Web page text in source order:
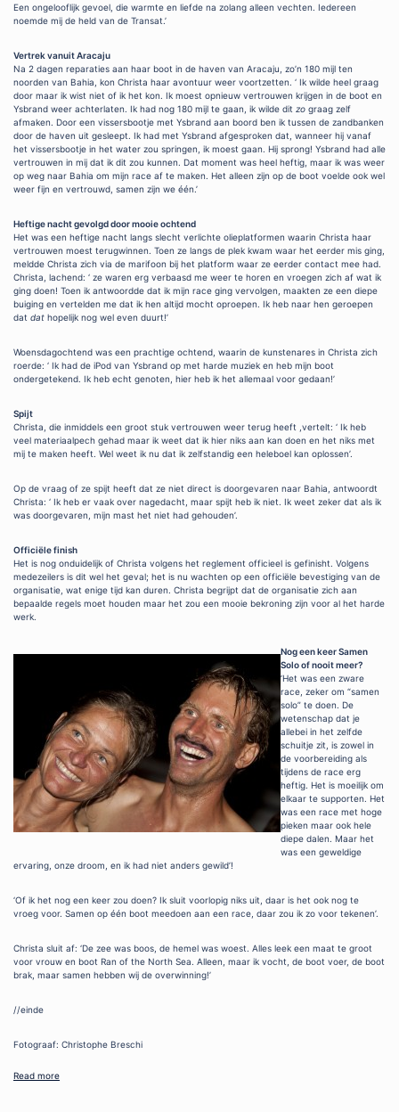
Een ongelooflijk gevoel, die warmte en liefde na zolang alleen vechten. Iedereen
noemde mij de held van de Transat.’
Vertrek vanuit Aracaju
Na 2 dagen reparaties aan haar boot in de haven van Aracaju, zo’n 180 mijl ten
noorden van Bahia, kon Christa haar avontuur weer voortzetten. ‘ Ik wilde heel graag
door maar ik wist niet of ik het kon. Ik moest opnieuw vertrouwen krijgen in de boot en
Ysbrand weer achterlaten. Ik had nog 180 mijl te gaan, ik wilde dit zo graag zelf
afmaken. Door een vissersbootje met Ysbrand aan boord ben ik tussen de zandbanken
door de haven uit gesleept. Ik had met Ysbrand afgesproken dat, wanneer hij vanaf
het vissersbootje in het water zou springen, ik moest gaan. Hij sprong! Ysbrand had alle
vertrouwen in mij dat ik dit zou kunnen. Dat moment was heel heftig, maar ik was weer
op weg naar Bahia om mijn race af te maken. Het alleen zijn op de boot voelde ook wel
weer fijn en vertrouwd, samen zijn we één.’
Heftige nacht gevolgd door mooie ochtend
Het was een heftige nacht langs slecht verlichte olieplatformen waarin Christa haar
vertrouwen moest terugwinnen. Toen ze langs de plek kwam waar het eerder mis ging,
meldde Christa zich via de marifoon bij het platform waar ze eerder contact mee had.
Christa, lachend: ‘ ze waren erg verbaasd me weer te horen en vroegen zich af wat ik
ging doen! Toen ik antwoordde dat ik mijn race ging vervolgen, maakten ze een diepe
buiging en vertelden me dat ik hen altijd mocht oproepen. Ik heb naar hen geroepen
dat dat hopelijk nog wel even duurt!’
Woensdagochtend was een prachtige ochtend, waarin de kunstenares in Christa zich
roerde: ‘ Ik had de iPod van Ysbrand op met harde muziek en heb mijn boot
ondergetekend. Ik heb echt genoten, hier heb ik het allemaal voor gedaan!’
Spijt
Christa, die inmiddels een groot stuk vertrouwen weer terug heeft ,vertelt: ‘ Ik heb
veel materiaalpech gehad maar ik weet dat ik hier niks aan kan doen en het niks met
mij te maken heeft. Wel weet ik nu dat ik zelfstandig een heleboel kan oplossen’.
Op de vraag of ze spijt heeft dat ze niet direct is doorgevaren naar Bahia, antwoordt
Christa: ‘ Ik heb er vaak over nagedacht, maar spijt heb ik niet. Ik weet zeker dat als ik
was doorgevaren, mijn mast het niet had gehouden’.
Officiële finish
Het is nog onduidelijk of Christa volgens het reglement officieel is gefinisht. Volgens
medezeilers is dit wel het geval; het is nu wachten op een officiële bevestiging van de
organisatie, wat enige tijd kan duren. Christa begrijpt dat de organisatie zich aan
bepaalde regels moet houden maar het zou een mooie bekroning zijn voor al het harde
werk.
Nog een keer Samen
Solo of nooit meer?
‘Het was een zware
race, zeker om “samen
solo” te doen. De
wetenschap dat je
allebei in het zelfde
schuitje zit, is zowel in
de voorbereiding als
tijdens de race erg
heftig. Het is moeilijk om
elkaar te supporten. Het
was een race met hoge
pieken maar ook hele
diepe dalen. Maar het
was een geweldige
ervaring, onze droom, en ik had niet anders gewild’!
‘Of ik het nog een keer zou doen? Ik sluit voorlopig niks uit, daar is het ook nog te
vroeg voor. Samen op één boot meedoen aan een race, daar zou ik zo voor tekenen’.
Christa sluit af: ‘De zee was boos, de hemel was woest. Alles leek een maat te groot
voor vrouw en boot Ran of the North Sea. Alleen, maar ik vocht, de boot voer, de boot
brak, maar samen hebben wij de overwinning!’
//einde
Fotograaf: Christophe Breschi
Read more